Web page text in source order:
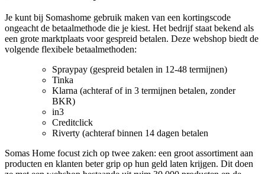
Je kunt bij Somashome gebruik maken van een kortingscode
ongeacht de betaalmethode die je kiest. Het bedrijf staat bekend als
een grote marktplaats voor gespreid betalen. Deze webshop biedt de
volgende flexibele betaalmethoden:
Spraypay (gespreid betalen in 12-48 termijnen)
Tinka
Klarna (achteraf of in 3 termijnen betalen, zonder
BKR)
in3
Creditclick
Riverty (achteraf binnen 14 dagen betalen
Somas Home focust zich op twee zaken: een groot assortiment aan
producten en klanten beter grip op hun geld laten krijgen. Dit doen